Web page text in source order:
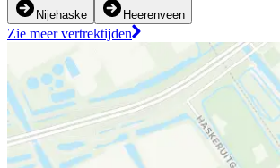
Nijehaske Heerenveen
Zie meer vertrektijden